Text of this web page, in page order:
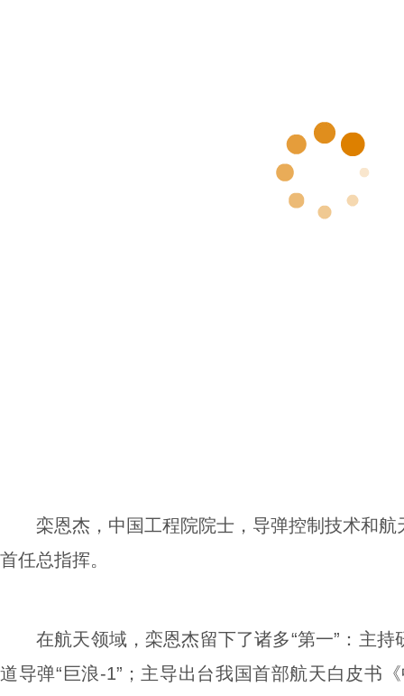
栾恩杰，中国工程院院士，导弹控制技术和
首任总指挥。
在航天领域，栾恩杰留下了诸多“第一”：主
道导弹“巨浪-1”；主导出台我国首部航天白皮书